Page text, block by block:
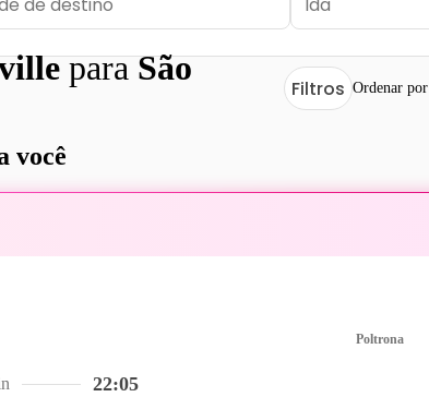
paraSão
Filtros Ordenar por
você
22:05
Poltrona